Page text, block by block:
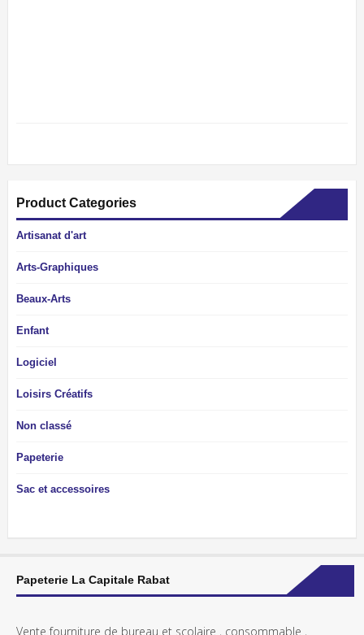
Product Categories
Artisanat d'art
Arts-Graphiques
Beaux-Arts
Enfant
Logiciel
Loisirs Créatifs
Non classé
Papeterie
Sac et accessoires
Papeterie La Capitale Rabat
Vente fourniture de bureau et scolaire , consommable ,